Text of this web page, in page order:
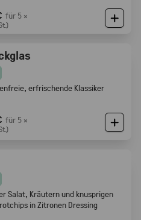
für 5 ×
erfrischende Klassiker
für 5 ×
Salat, Kräutern und knusprigen
in Zitronen Dressing